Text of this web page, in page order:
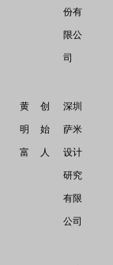
份有
限公
司
黄
明
富
创
始
人
深圳
萨米
设计
研究
有限
公司